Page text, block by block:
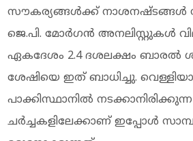
സൗകര്യങ്ങള്‍ക്ക് നാശനഷ്ടങ്ങള്‍
ജെ.പി. മോര്‍ഗന്‍ അനലിസ്റ്റുകള്‍
ഏകദേശം 2.4 ദശലക്ഷം ബാരല്‍
ശേഷിയെ ഇത് ബാധിച്ചു.
പാക്കിസ്ഥാനില്‍
ചര്‍ച്ചകളിലേക്കാണ് ഇപ്പോള്‍